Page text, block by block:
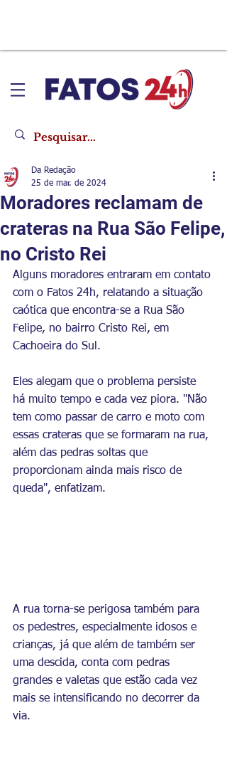
Moradores reclamam de
crateras na Rua São Felipe,
no Cristo Rei
Da Redação
25 de mar. de 2024
Alguns moradores entraram em contato
com o Fatos 24h, relatando a situação
caótica que encontra-se a Rua São
Felipe, no bairro Cristo Rei, em
Cachoeira do Sul.
Eles alegam que o problema persiste
há muito tempo e cada vez piora. "Não
tem como passar de carro e moto com
essas crateras que se formaram na rua,
além das pedras soltas que
proporcionam ainda mais risco de
queda", enfatizam.
A rua torna-se perigosa também para
os pedestres, especialmente idosos e
crianças, já que além de também ser
uma descida, conta com pedras
grandes e valetas que estão cada vez
mais se intensificando no decorrer da
via.